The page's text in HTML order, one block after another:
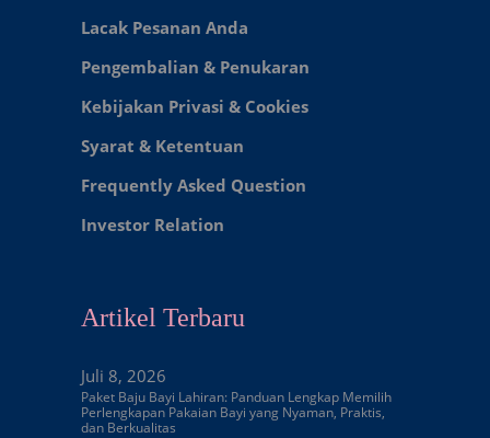
Lacak Pesanan Anda
Pengembalian & Penukaran
Kebijakan Privasi & Cookies
Syarat & Ketentuan
Frequently Asked Question
Investor Relation
Artikel Terbaru
Juli 8, 2026
Paket Baju Bayi Lahiran: Panduan Lengkap Memilih
Perlengkapan Pakaian Bayi yang Nyaman, Praktis,
dan Berkualitas